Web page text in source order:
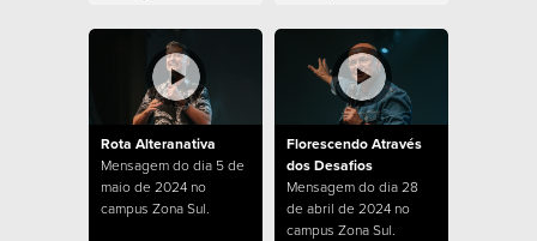
Rota Alteranativa
Mensagem do dia 5 de
maio de 2024 no
campus Zona Sul.
Florescendo Através
dos Desafios
Mensagem do dia 28
de abril de 2024 no
campus Zona Sul.